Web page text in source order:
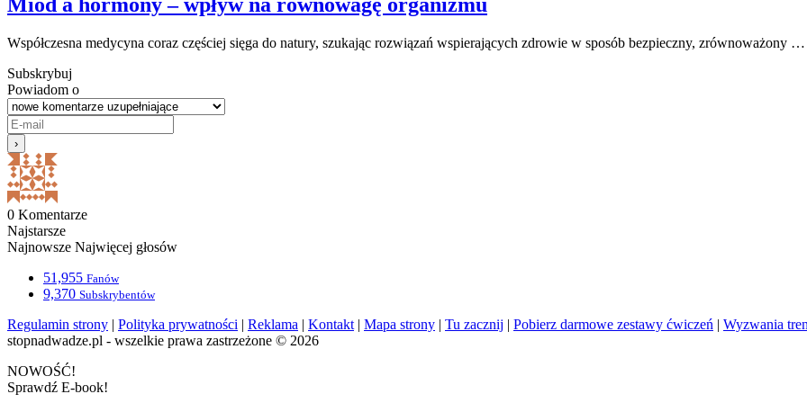
Współczesna medycyna coraz częściej sięga do natury, szukając rozwiązań wspierających zdrowie w sposób bezpieczny, zrównoważony …
Subskrybuj
Powiadom o
0 Komentarze
Najstarsze
Najnowsze Najwięcej głosów
51,955 Fanów
9,370 Subskrybentów
Regulamin strony | Polityka prywatności | Reklama | Kontakt | Mapa strony | Tu zacznij | Pobierz darmowe zestawy ćwiczeń | Wyzwania
stopnadwadze.pl - wszelkie prawa zastrzeżone © 2026
NOWOŚĆ!
Sprawdź E-book!